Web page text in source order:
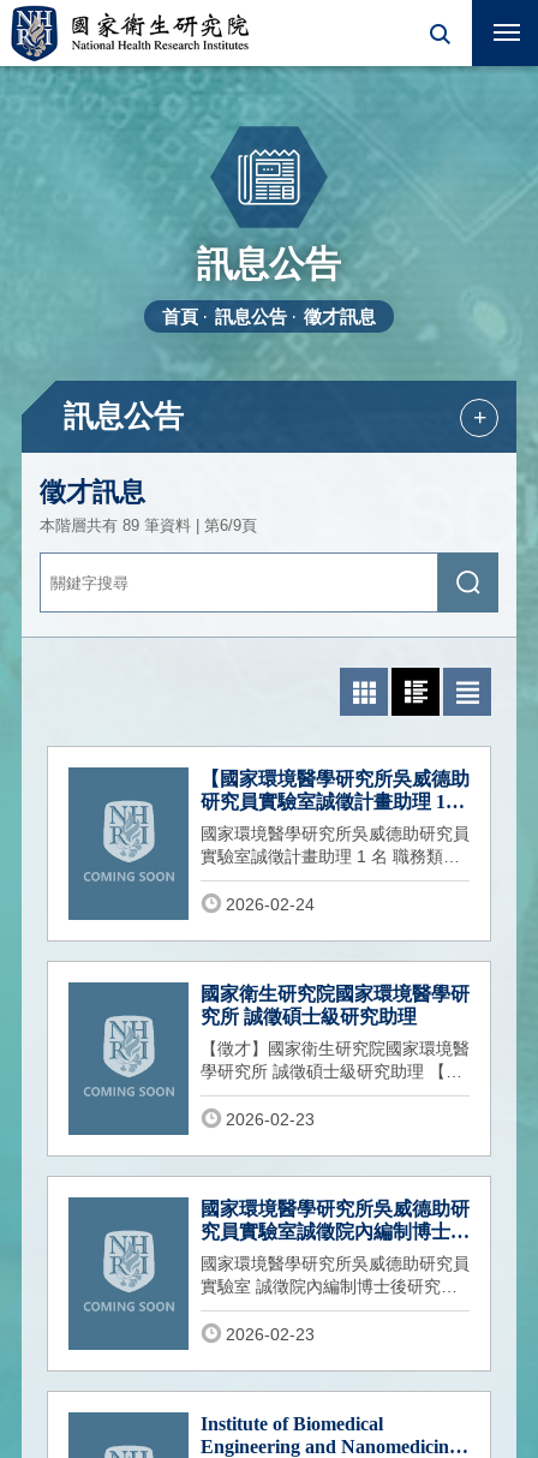
訊息公告
首頁 訊息公告 徵才訊息
訊息公告 +
徵才訊息
本階層共有 89 筆資料 | 第6/9頁
關
送
【國家環境醫學研究所吳威德助
研究員實驗室誠徵計畫助理 1
名】
國家環境醫學研究所吳威德助研究員
實驗室誠徵計畫助理 1 名 職務類別
國衛院環醫所計畫助理 1 名
2026-02-24
國家衛生研究院國家環境醫學研
究所 誠徵碩士級研究助理
【徵才】國家衛生研究院國家環境醫
學研究所 誠徵碩士級研究助理 【徵
才單位】國家衛生研究院 國家環境
醫學2026-02-23
國家環境醫學研究所吳威德助研
究員實驗室誠徵院內編制博士後
研究員1名
國家環境醫學研究所吳威德助研究員
實驗室 誠徵院內編制博士後研究員
1 名 職務類別： 國衛院環醫所院內
編 2026-02-23
Institute of Biomedical
Engineering and Nanomedicine